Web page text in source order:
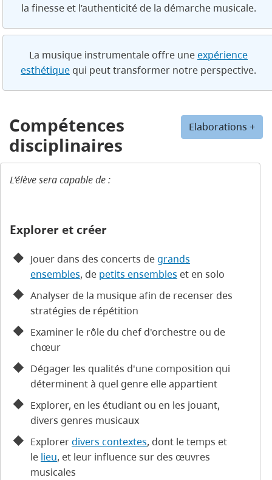
la finesse et l’authenticité de la démarche musicale.
La musique instrumentale offre uneexpérience
esthétique qui peut transformer notre perspective.
Elaborations +
Compétences
disciplinaires
L’élève sera capable de :
Explorer et créer
Jouer dans des concerts degrands
ensembles, de petits ensembles et en solo
Analyser de la musique afin de recenser des
stratégies de répétition
Examiner le rôle du chef d'orchestre ou de
chœur
Dégager les qualités d'une composition qui
déterminent à quel genre elle appartient
Explorer, en les étudiant ou en les jouant,
divers genres musicaux
Explorerdivers contextes, dont le temps et
le lieu, et leur influence sur des œuvres
musicales